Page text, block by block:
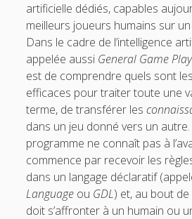
artificielle dédiés, capables
meilleurs joueurs humains sur
Dans le cadre de l’intelligence
appelée aussi General Game
est de comprendre quels sont
efficaces pour traiter toute une
terme, de transférer les
dans un jeu donné vers un
programme ne connaît pas à
commence par recevoir les
dans un langage déclaratif
Language ou GDL) et, au bout
doit s’affronter à un humain ou